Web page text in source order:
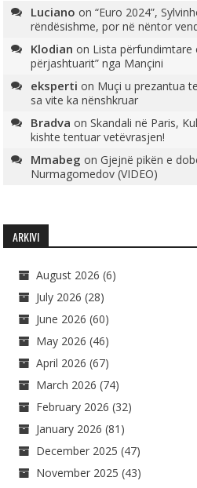
Luciano on“Euro 2024”,
rëndësishme, por në nëntor
Klodian on Lista përfundimtare
përjashtuarit” nga Mançini
eksperti on Muçi u prezantua
sa vite ka nënshkruar
Bradva onSkandali në Paris,
kishte tentuar vetëvrasjen!
Mmabeg onGjejnë pikën e
Nurmagomedov (VIDEO)
ARKIVI
August 2026 (6)
July 2026 (28)
June 2026 (60)
May 2026 (46)
April 2026 (67)
March 2026 (74)
February 2026 (32)
January 2026 (81)
December 2025 (47)
November 2025 (43)